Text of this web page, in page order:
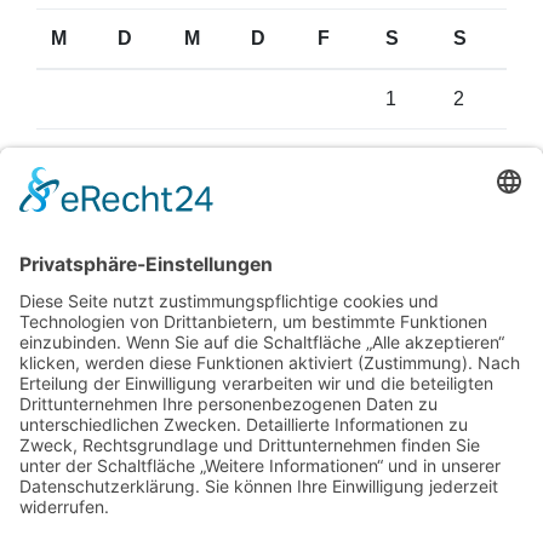
August 2026
M D M D F S S
1 2
10 11 12
17 18 19 20
24 25 26 27 28 29 30
31
« Juni